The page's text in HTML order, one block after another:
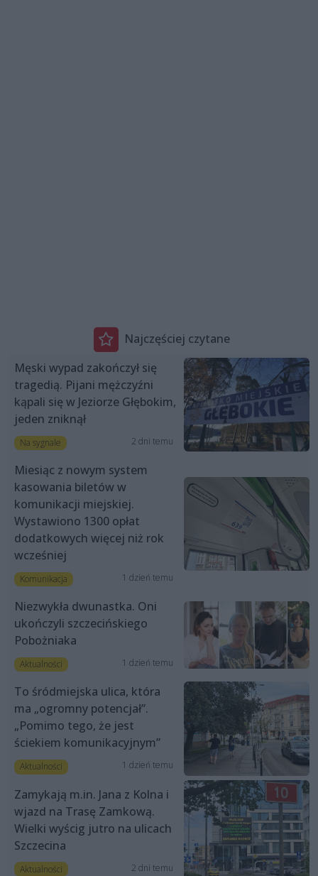
Najczęściej czytane
Męski wypad zakończył się
tragedią. Pijani mężczyźni
kąpali się w Jeziorze Głębokim,
jeden zniknął
Na sygnale 2 dni temu
Miesiąc z nowym system
kasowania biletów w
komunikacji miejskiej.
Wystawiono 1300 opłat
dodatkowych więcej niż rok
wcześniej
Komunikacja 1 dzień temu
Niezwykła dwunastka. Oni
ukończyli szczecińskiego
Pobożniaka
Aktualności 1 dzień temu
To śródmiejska ulica, która
ma „ogromny potencjał”.
„Pomimo tego, że jest
ściekiem komunikacyjnym”
Aktualności 1 dzień temu
Zamykają m.in. Jana z Kolna i
wjazd na Trasę Zamkową.
Wielki wyścig jutro na ulicach
Szczecina
Aktualności 2 dni temu